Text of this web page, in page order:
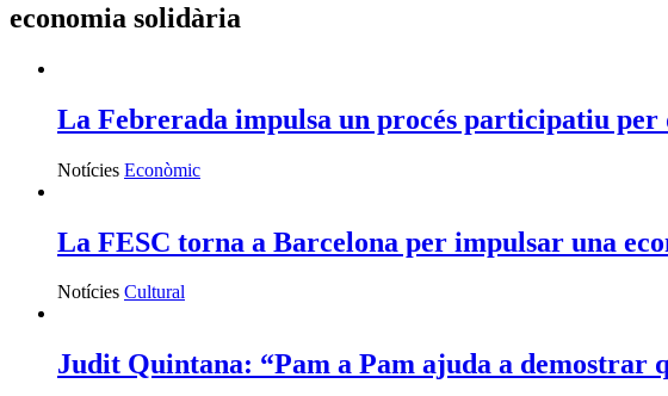
economia solidària
La Febrerada impulsa un procés participatiu
Notícies Econòmic
La FESC torna a Barcelona per impulsar una
Notícies Cultural
Judit Quintana: “Pam a Pam ajuda a demostrar